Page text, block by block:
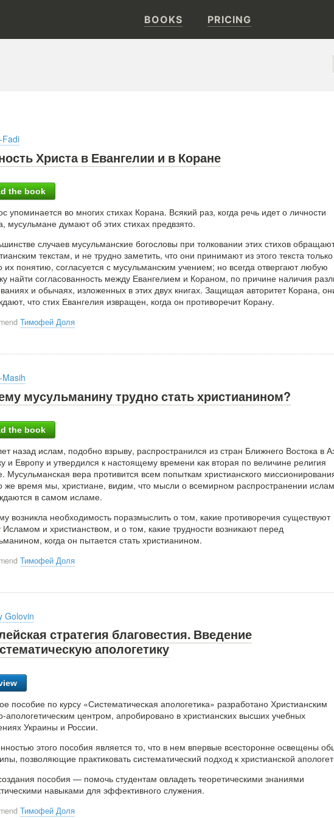
BOOKS PRICING
Fadi
Христа в Евангелии и в Коране
the book
упоминается во многих стихах Корана. Всякий раз, когда речь идет о личности
мусульмане думают об этих стихах предвзято.
случаев мусульманские богословы при толковании этих стихов
текстам, и не трудно заметить, что они принимают из этого текста
их понятию, согласуется с мусульманским учением; но всегда отвергают любую
найти согласованность между Евангелием и Кораном, по причине наличия
и обычаях, изложенных в этих двух книгах. Защищая авторитет Корана,
что стих Евангелия извращен, когда он противоречит Корану.
Тимофей Доля
мусульманину трудно стать христианином?
the book
назад ислам, подобно взрыву, распространился из стран Ближнего Востока в
и Европу и утвердился к настоящему времени как вторая по величине религия
Мусульманская вера противится всем попыткам христианского
же время мы, христиане, видим, что мысли о всемирном распространении
в самом исламе.
возникла необходимость поразмыслить о том, какие противоречия существуют
и христианством, и о том, какие трудности возникают перед
когда он пытается стать христианином.
Тимофей Доля
Golovin
стратегия благовестия. Введение
апологетику
пособие по курсу «Систематическая апологетика» разработано Христианским
апологетическим центром, апробировано в христианских высших учебных
Украины и России.
этого пособия является то, что в нем впервые всесторонне освещены
позволяющие практиковать систематический подход к христианской
пособия — помочь студентам овладеть теоретическими знаниями
навыками для эффективного служения.
Тимофей Доля